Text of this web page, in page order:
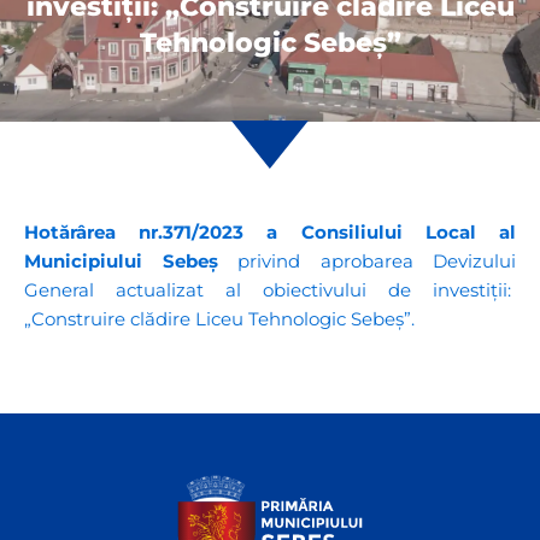
investiții: „Construire clădire Liceu
Tehnologic Sebeș”
Hotărârea nr.371/2023 a Consiliului Local al
Municipiului Sebeșprivind aprobarea Devizului
General actualizat al obiectivului de investiții:
„Construire clădire Liceu Tehnologic Sebeș”.